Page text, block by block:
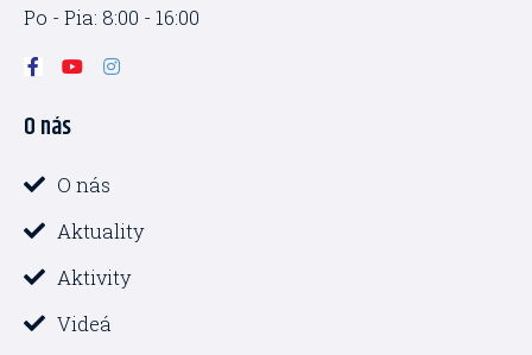
Po - Pia: 8:00 - 16:00
F
a
e
b
o
k
f
Y
u
e
I
n
O nás
O nás
Aktuality
Aktivity
Videá